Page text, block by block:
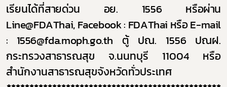
เรียนได้ที่สายด่วน อย. 1556 หรือผ่าน
Line@FDAThai, Facebook : FDAThai หรือE-mail
: 1556@fda.moph.go.th
ตู้ ปณ. 1556 ปณฝ.
กระทรวงสาธารณสุข จ.นนทบุรี 11004 หรือ
สำนักงานสาธารณสุขจังหวัดทั่วประเทศ